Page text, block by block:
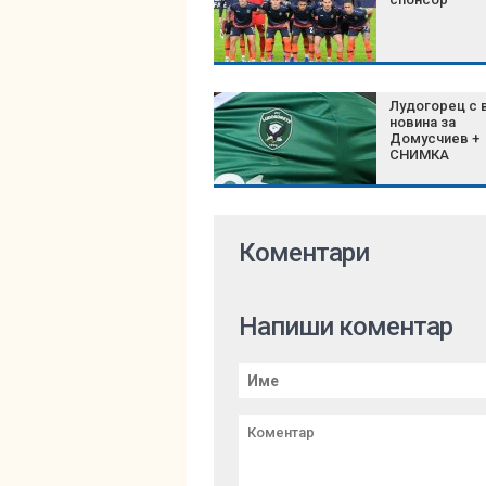
Лудогорец с
новина за
Домусчиев +
СНИМКА
Коментари
Напиши коментар